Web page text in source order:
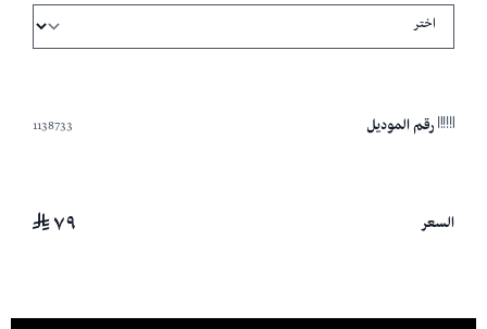
رقم الموديل 1138733
السعر ٧٩